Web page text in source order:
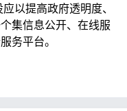
以提高政府透明度、
集信息公开、在线服
务平台。